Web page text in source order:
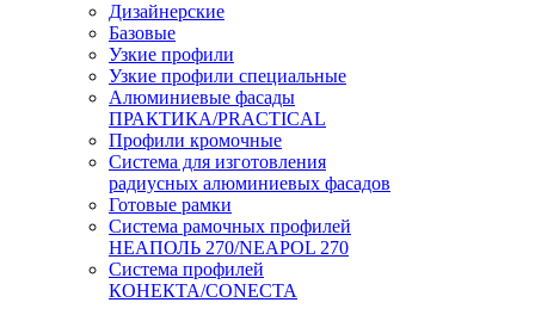
Дизайнерские
Базовые
Узкие профили
Узкие профили специальные
Алюминиевые фасады
ПРАКТИКА/PRACTICAL
Профили кромочные
Система для изготовления
радиусных алюминиевых фасадов
Готовые рамки
Система рамочных профилей
НЕАПОЛЬ 270/NEAPOL 270
Система профилей
КОНЕКТА/CONECTA